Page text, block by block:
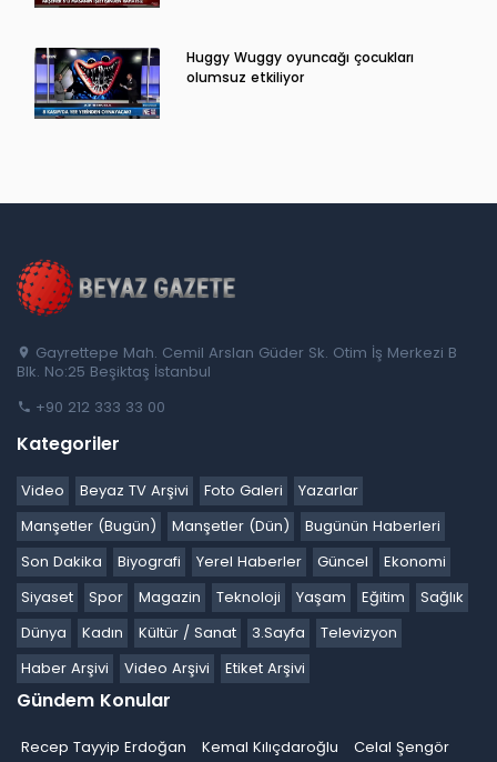
Huggy Wuggy oyuncağı çocukları
olumsuz etkiliyor
Gayrettepe Mah. Cemil Arslan Güder Sk. Otim İş Merkezi B
Blk. No:25 Beşiktaş İstanbul
+90 212 333 33 00
Kategoriler
Video Beyaz TV Arşivi Foto Galeri
Yazarlar
Manşetler (Bugün)
Manşetler (Dün)
Bugünün Haberleri
Son Dakika
Biyografi Yerel Haberler Güncel
Ekonomi
Siyaset
Spor Magazin Teknoloji Yaşam Eğitim
Sağlık
Dünya
Kadın Kültür / Sanat 3.Sayfa
Televizyon
Haber Arşivi
Video Arşivi Etiket Arşivi
Gündem Konular
Recep Tayyip Erdoğan Kemal Kılıçdaroğlu
Celal Şengör